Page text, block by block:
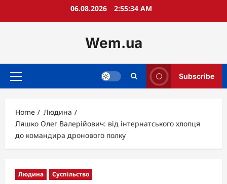
06.08.2026 2:55:35 AM
Wem.ua
Primary
Subscribe
Home
Людина
Ляшко Олег Валерійович: від інтернатського хлопця
до командира дронового полку
Людина Суспільство